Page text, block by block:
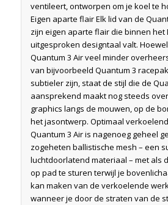
ventileert, ontworpen om je koel te
Eigen aparte flair Elk lid van de
zijn eigen aparte flair die binnen het
uitgesproken designtaal valt.
Quantum 3 Air veel minder
van bijvoorbeeld Quantum 3
subtieler zijn, staat de stijl die de
aansprekend maakt nog steeds
graphics langs de mouwen, op de
het jasontwerp. Optimaal
Quantum 3 Air is nagenoeg geheel
zogeheten ballistische mesh – een
luchtdoorlatend materiaal – met als
op pad te sturen terwijl je
kan maken van de verkoelende
wanneer je door de straten van de